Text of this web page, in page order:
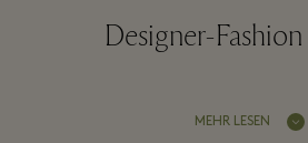
Designer-
MEHR LESEN